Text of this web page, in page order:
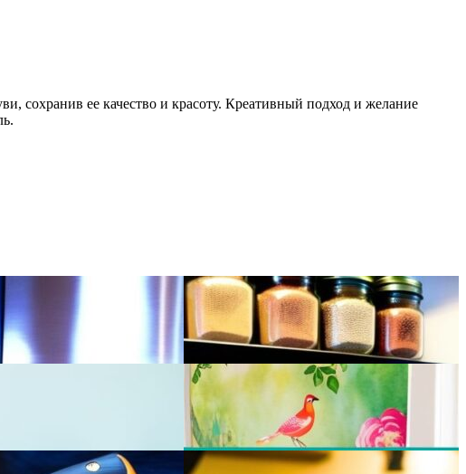
сохранив ее качество и красоту. Креативный подход и желание